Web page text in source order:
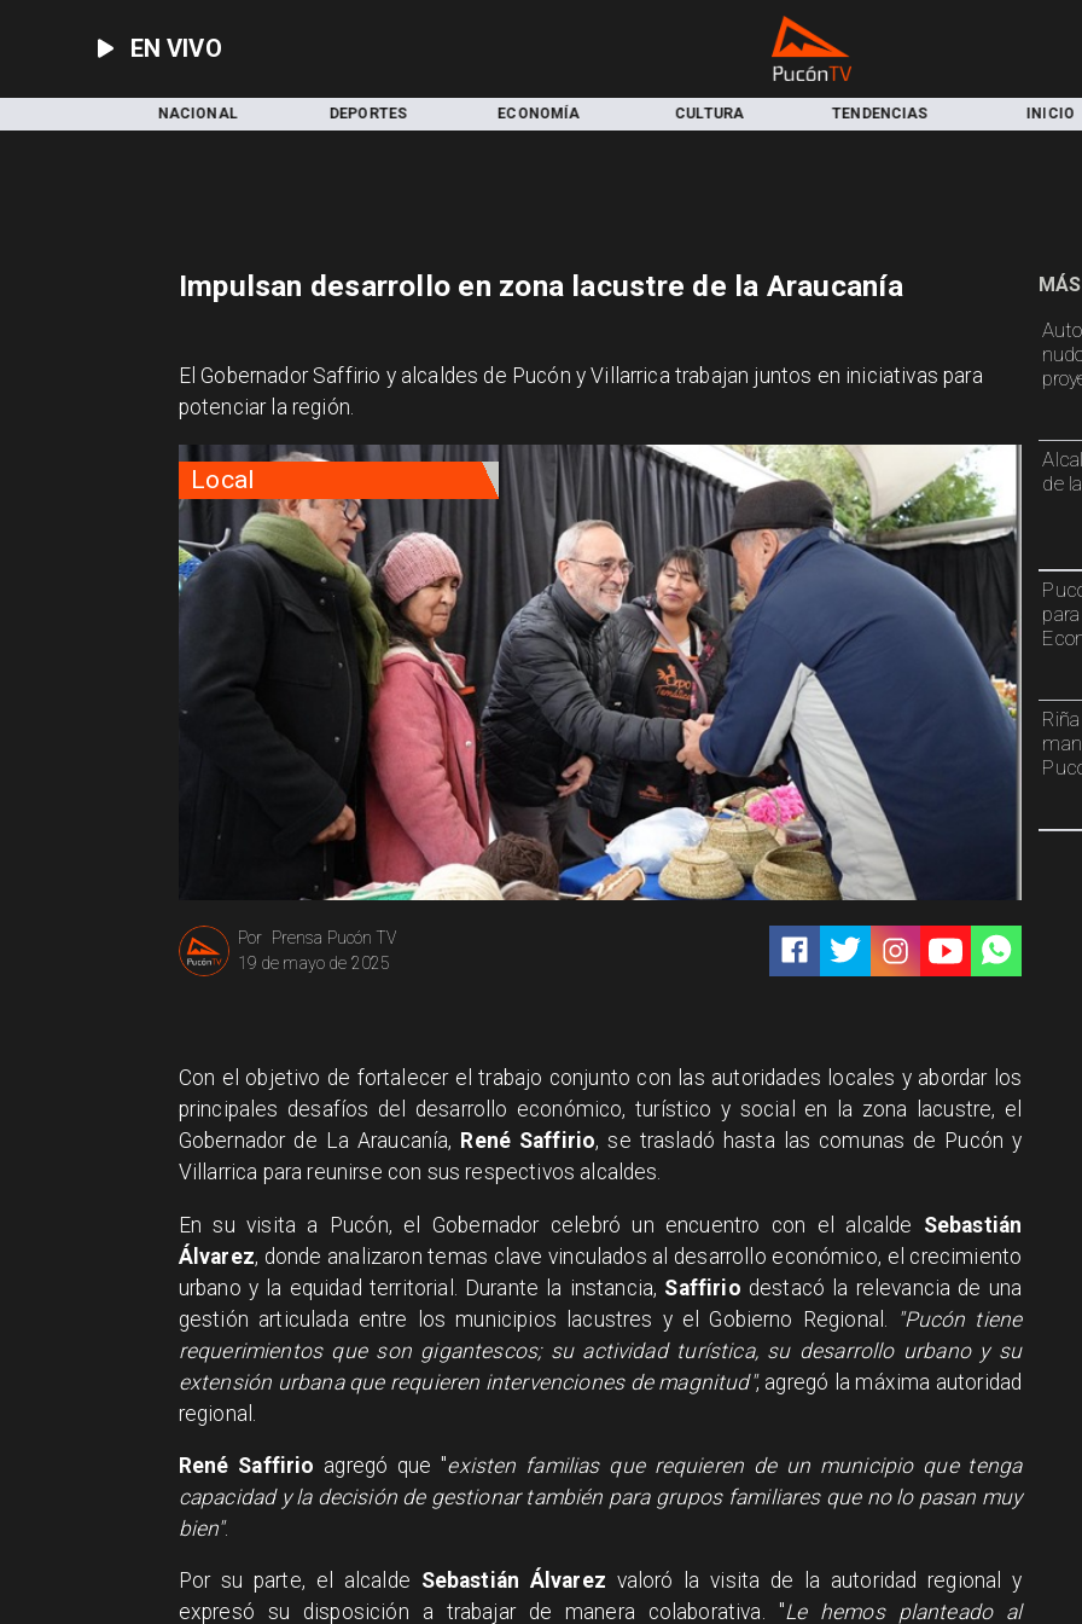
EN VIVO
DEPORTES ECONOMÍA CULTURA TENDENCIAS INICIO LOCAL
Local
Prensa Pucón TV
Por
19 de mayo de 2025
de
Impulsan desarrollo en zona lacustre de la Araucanía
El Gobernador Saffirio y alcaldes de Pucón y Villarrica trabajan juntos en iniciativas para
potenciar la región.
Con el objetivo de fortalecer el trabajo conjunto con las autoridades locales y abordar los
principales desafíos del desarrollo económico, turístico y social en la zona lacustre, el
Gobernador de La Araucanía, René Saffirio, se trasladó hasta las comunas de Pucón y
Villarrica para reunirse con sus respectivos alcaldes.
En su visita a Pucón, el Gobernador celebró un encuentro con el alcalde Sebastián
Álvarez, donde analizaron temas clave vinculados al desarrollo económico, el crecimiento
urbano y la equidad territorial. Durante la instancia, Saffirio destacó la relevancia de una
gestión articulada entre los municipios lacustres y el Gobierno Regional.
"Pucón tiene
requerimientos que son gigantescos; su actividad turística, su desarrollo urbano y su
extensión urbana que requieren intervenciones de magnitud", agregó la máxima autoridad
regional.
René Saffirio agregó que "existen familias que requieren de un municipio que tenga
capacidad y la decisión de gestionar también para grupos familiares que no lo pasan muy
bien".
Por su parte, el alcalde Sebastián Álvarez valoró la visita de la autoridad regional y
expresó su disposición a trabajar de manera colaborativa. "Le hemos planteado al